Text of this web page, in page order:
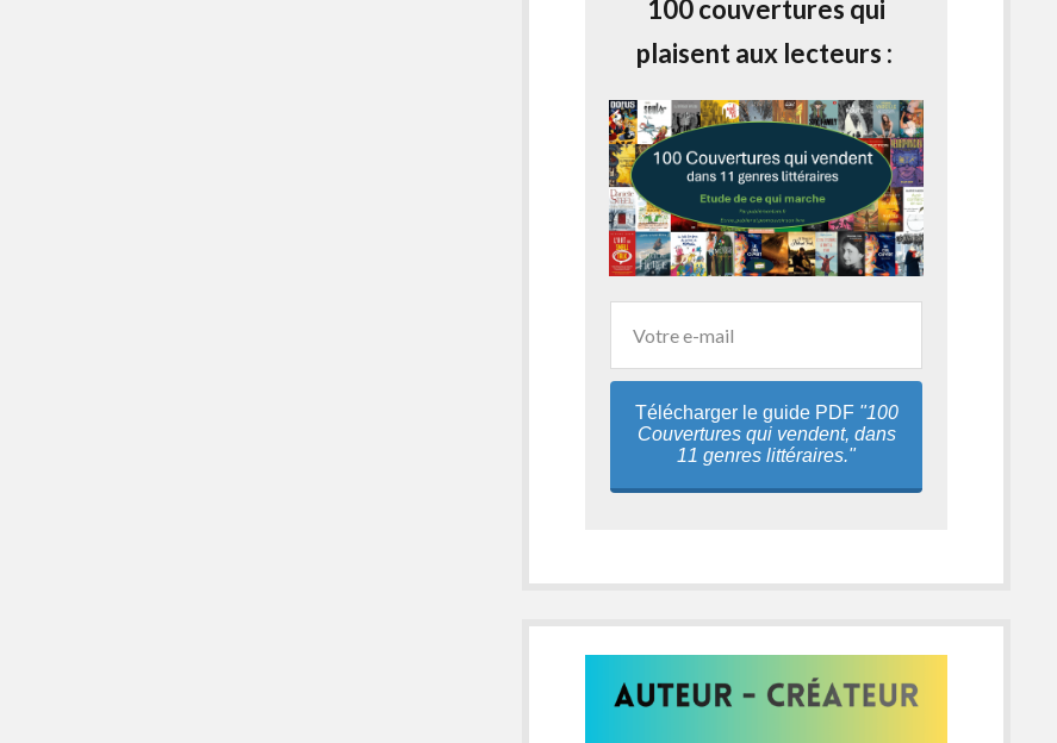
100 couvertures qui
plaisent aux lecteurs :
Télécharger le guide PDF "100
Couvertures qui vendent, dans
11 genres littéraires."